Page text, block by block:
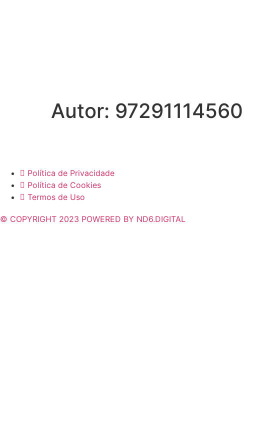
Autor: 97291114560
Política de Privacidade
Política de Cookies
Termos de Uso
© COPYRIGHT 2023 POWERED BY ND6.DIGITAL